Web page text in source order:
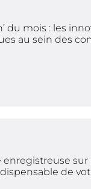
du mois : les
au sein des
enregistreuse sur
de